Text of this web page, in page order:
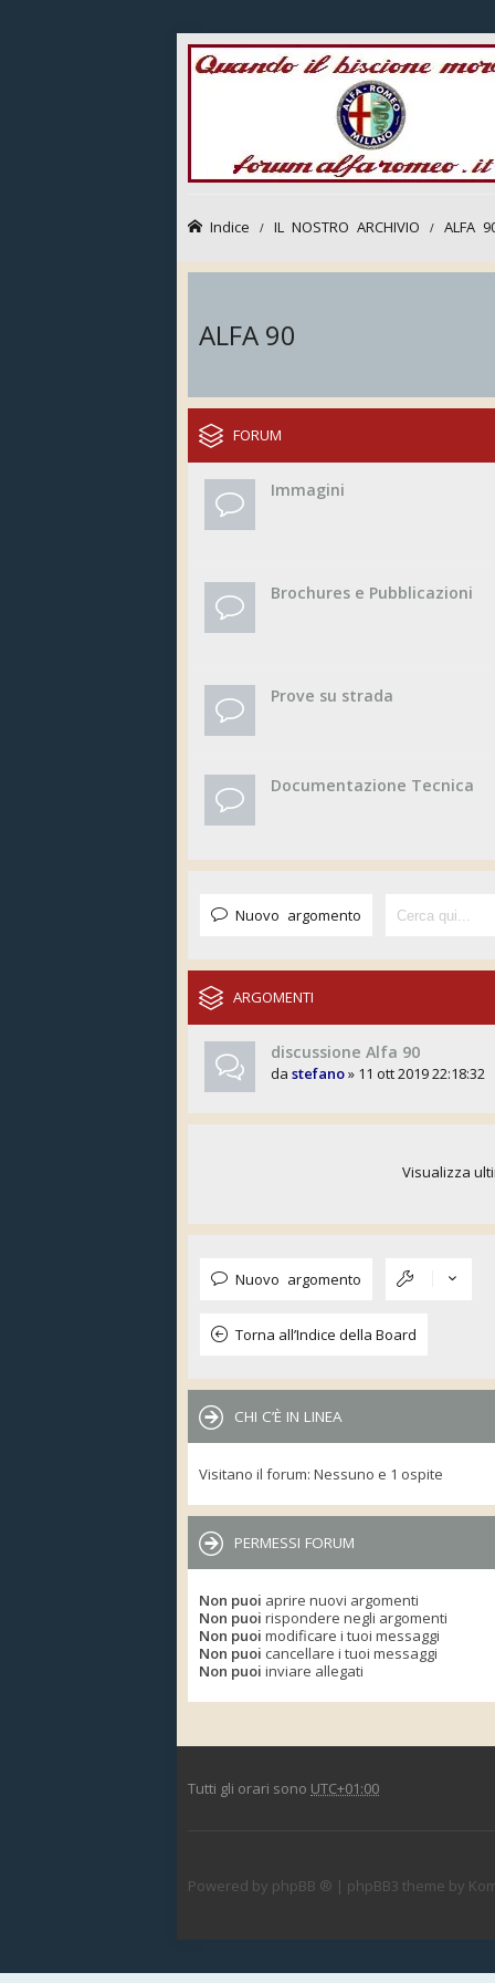
Indice IL NOSTRO ARCHIVIO ALFA
ALFA 90
FORUM
Immagini
Brochures e Pubblicazioni
Prove su strada
Documentazione Tecnica
Nuovo argomento
ARGOMENTI
discussione Alfa 90
da stefano» 11 ott 2019 22:18:32
Visualizza
Nuovo argomento
Torna all’Indice della Board
CHI C’È IN LINEA
Visitano il forum: Nessuno e 1 ospite
PERMESSI FORUM
Non puoi aprire nuovi argomenti
Non puoi rispondere negli argomenti
Non puoi modificare i tuoi messaggi
Non puoi cancellare i tuoi messaggi
Non puoi inviare allegati
Tutti gli orari sono UTC+01:00
Powered by phpBB ® | phpBB3 theme by